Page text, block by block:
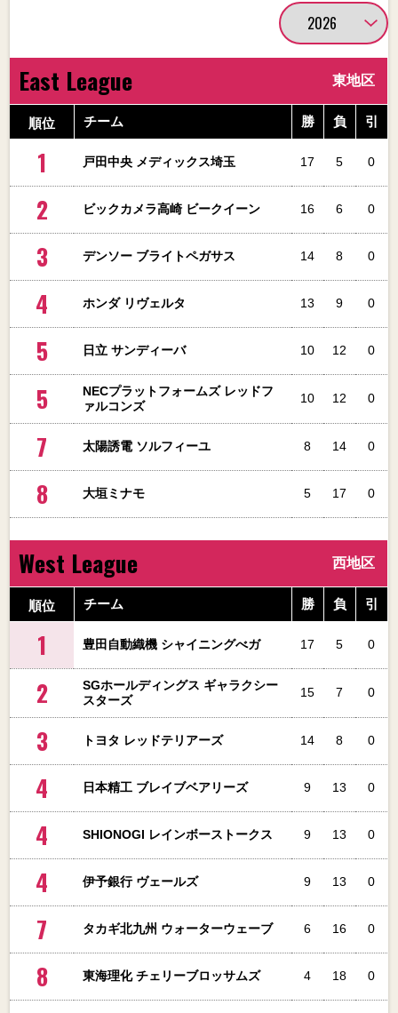
East League 東地区
順位 チーム 勝 負 引
1 戸田中央 メディックス埼玉 17 5 0
2 ビックカメラ高崎 ビークイーン 16 6 0
3 デンソー ブライトペガサス 14 8 0
4 ホンダ リヴェルタ 13 9 0
5 日立 サンディーバ 10 12 0
5
NECプラットフォームズ レッドフ
ァルコンズ
10 12 0
7 太陽誘電 ソルフィーユ 8 14 0
8 大垣ミナモ 5 17 0
West League 西地区
順位 チーム 勝 負 引
1 豊田自動織機 シャイニングべガ 17 5 0
2
SGホールディングス ギャラクシー
スターズ
15 7 0
3 トヨタ レッドテリアーズ 14 8 0
4 日本精工 ブレイブベアリーズ 9 13 0
4 SHIONOGI レインボーストークス 9 13 0
4 伊予銀行 ヴェールズ 9 13 0
7 タカギ北九州 ウォーターウェーブ 6 16 0
8 東海理化 チェリーブロッサムズ 4 18 0